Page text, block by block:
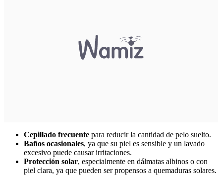
Cepillado frecuente para reducir la cantidad de pelo suelto.
Baños ocasionales, ya que su piel es sensible y un lavado
excesivo puede causar irritaciones.
Protección solar, especialmente en dálmatas albinos o con
piel clara, ya que pueden ser propensos a quemaduras solares.